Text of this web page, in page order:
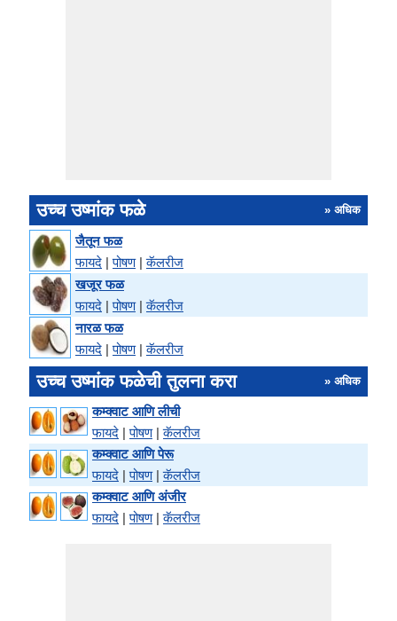
उच्च उष्मांक फळे » अधिक
जैतून फळ
फायदे |पोषण|कॅलरीज
खजूर फळ
फायदे |पोषण|कॅलरीज
नारळ फळ
फायदे |पोषण|कॅलरीज
उच्च उष्मांक फळेची तुलना करा » अधिक
कम्क्वाट आणि लीची
फायदे |पोषण|कॅलरीज
कम्क्वाट आणि पेरू
फायदे |पोषण|कॅलरीज
कम्क्वाट आणि अंजीर
फायदे |पोषण|कॅलरीज